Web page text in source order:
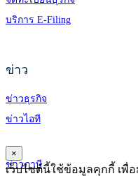
บริการ E-Filing
ข่าว
ข่าวธุรกิจ
ข่าวไอที
ข่าวภาษี
×
เว็บไซต์นี้ใช้ข้อมูลคุกกี้ เพื่